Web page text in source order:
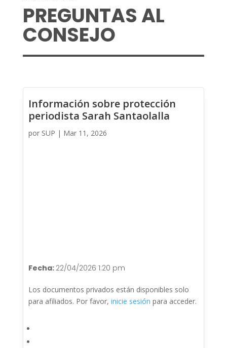
PREGUNTAS AL
CONSEJO
Información sobre protección
periodista Sarah Santaolalla
por SUP | Mar 11, 2026
Fecha: 22/04/2026 1:20 pm
Los documentos privados están disponibles solo
para afiliados. Por favor, inicie sesión para acceder.